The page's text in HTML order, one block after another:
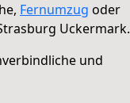
Fernumzug oder
Uckermark.
und